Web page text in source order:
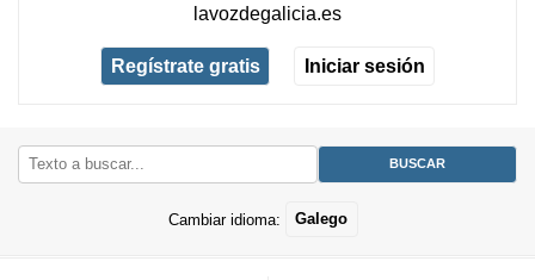
lavozdegalicia.es
Regístrate gratis Iniciar sesión
Cambiar idioma: Galego